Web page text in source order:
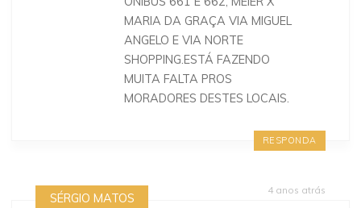
MARIA DA GRAÇA VIA MIGUEL
ANGELO E VIA NORTE
SHOPPING.ESTÁ FAZENDO
MUITA FALTA PROS
MORADORES DESTES LOCAIS.
RESPONDA
4 anos atrás
SÉRGIO MATOS